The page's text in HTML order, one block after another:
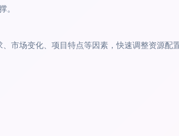
。
市场变化、项目特点等因素，快速调整资源配